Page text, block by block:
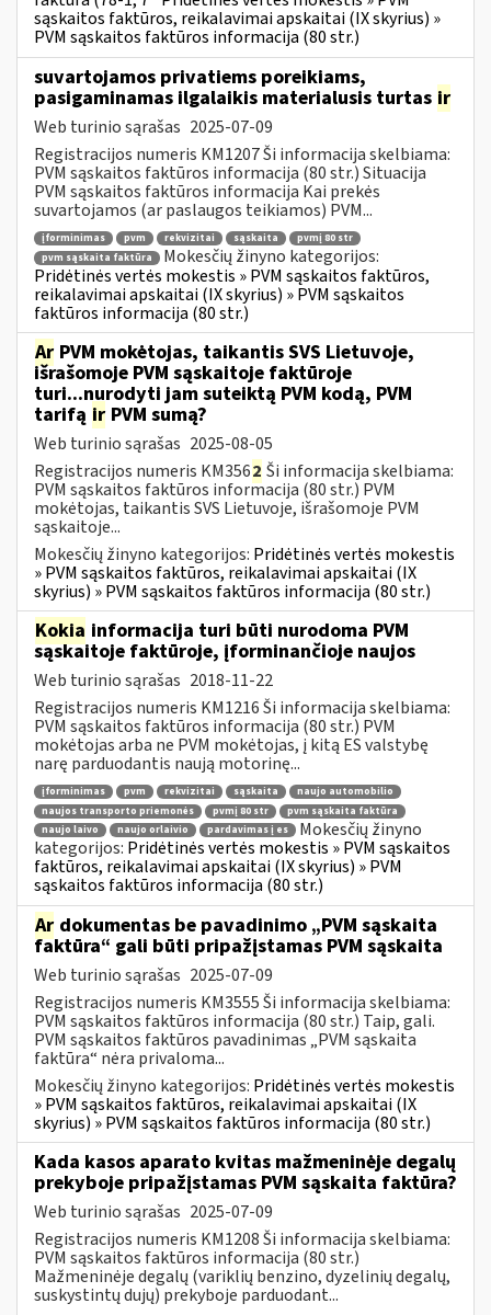
sąskaitos faktūros, reikalavimai apskaitai (IX skyrius) »
PVM sąskaitos faktūros informacija (80 str.)
suvartojamos privatiems poreikiams,
pasigaminamas ilgalaikis materialusis turtas ir
Web turinio sąrašas 2025-07-09
Registracijos numeris KM1207 Ši informacija skelbiama:
PVM sąskaitos faktūros informacija (80 str.) Situacija
PVM sąskaitos faktūros informacija Kai prekės
suvartojamos (ar paslaugos teikiamos) PVM...
įforminimas pvm rekvizitai sąskaita
pvmį 80 str
pvm sąskaita faktūra
Mokesčių žinyno kategorijos:
Pridėtinės vertės mokestis » PVM sąskaitos faktūros,
reikalavimai apskaitai (IX skyrius) » PVM sąskaitos
faktūros informacija (80 str.)
Ar PVM mokėtojas, taikantis SVS Lietuvoje,
išrašomoje PVM sąskaitoje faktūroje
turi...nurodyti jam suteiktą PVM kodą, PVM
tarifą ir PVM sumą?
Web turinio sąrašas 2025-08-05
Registracijos numeris KM3562 Ši informacija skelbiama:
PVM sąskaitos faktūros informacija (80 str.) PVM
mokėtojas, taikantis SVS Lietuvoje, išrašomoje PVM
sąskaitoje...
Mokesčių žinyno kategorijos: Pridėtinės vertės mokestis
» PVM sąskaitos faktūros, reikalavimai apskaitai (IX
skyrius) » PVM sąskaitos faktūros informacija (80 str.)
Kokia informacija turi būti nurodoma PVM
sąskaitoje faktūroje, įforminančioje naujos
Web turinio sąrašas 2018-11-22
Registracijos numeris KM1216 Ši informacija skelbiama:
PVM sąskaitos faktūros informacija (80 str.) PVM
mokėtojas arba ne PVM mokėtojas, į kitą ES valstybę
narę parduodantis naują motorinę...
įforminimas pvm rekvizitai sąskaita
naujo automobilio
naujos transporto priemonės
pvmį 80 str
pvm sąskaita faktūra
naujo laivo
naujo orlaivio pardavimas į es
Mokesčių žinyno
kategorijos: Pridėtinės vertės mokestis » PVM sąskaitos
faktūros, reikalavimai apskaitai (IX skyrius) » PVM
sąskaitos faktūros informacija (80 str.)
Ar dokumentas be pavadinimo „PVM sąskaita
faktūra“ gali būti pripažįstamas PVM sąskaita
Web turinio sąrašas 2025-07-09
Registracijos numeris KM3555 Ši informacija skelbiama:
PVM sąskaitos faktūros informacija (80 str.) Taip, gali.
PVM sąskaitos faktūros pavadinimas „PVM sąskaita
faktūra“ nėra privaloma...
Mokesčių žinyno kategorijos: Pridėtinės vertės mokestis
» PVM sąskaitos faktūros, reikalavimai apskaitai (IX
skyrius) » PVM sąskaitos faktūros informacija (80 str.)
Kada kasos aparato kvitas mažmeninėje degalų
prekyboje pripažįstamas PVM sąskaita faktūra?
Web turinio sąrašas 2025-07-09
Registracijos numeris KM1208 Ši informacija skelbiama:
PVM sąskaitos faktūros informacija (80 str.)
Mažmeninėje degalų (variklių benzino, dyzelinių degalų,
suskystintų dujų) prekyboje parduodant...